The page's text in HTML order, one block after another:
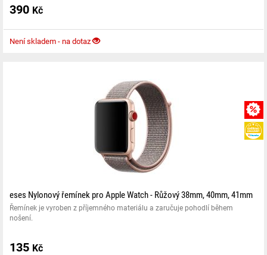
390 Kč
Není skladem - na dotaz
eses Nylonový řemínek pro Apple Watch - Růžový 38mm, 40mm, 41mm
Řemínek je vyroben z příjemného materiálu a zaručuje pohodlí během
nošení.
135 Kč